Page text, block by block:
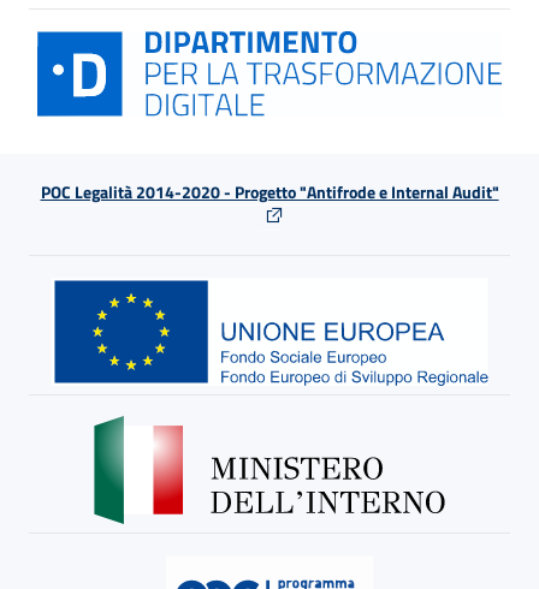
POC Legalità 2014-2020 - Progetto "Antifrode e Internal Audit"